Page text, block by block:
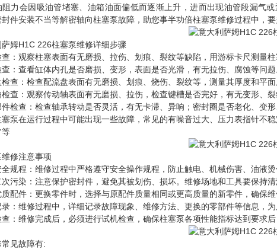
阻力会因吸油管堵塞、油箱油面偏低而逐渐上升，进而出现油管段漏气
件安装不当等解密轴向柱塞泵故障，助您事半功倍柱塞泵维修过程中，
姆H1C 226柱塞泵维修详细步骤
：观察柱塞表面有无磨损、拉伤、划痕、裂纹等缺陷，用游标卡尺测量
：查看缸体内孔是否磨损、变形，表面是否光滑，有无拉伤、腐蚀等问
查：检查配流盘表面有无磨损、划痕、烧伤、裂纹等，测量其厚度和平
查：观察传动轴表面有无磨损、拉伤，检查键槽是否完好，有无变形、
检查：检查轴承转动是否灵活，有无卡滞、异响；密封圈是否老化、变
泵在运行过程中可能出现一些故障，常见的有噪音过大、压力表指针不
等
修注意事项
规程：维修过程中严格遵守安全操作规程，防止触电、机械伤害、油液烫
污染：注意保护密封件，避免其被划伤、损坏。维修场地和工具要保持
配件：更换零件时，选择与原配件质量相同或更高质量的新零件，确保维
：维修过程中，详细记录故障现象、维修方法、更换的零部件等信息，为
：维修完成后，必须进行试机检查，确保柱塞泵各项性能指标达到要求后
见故障有: